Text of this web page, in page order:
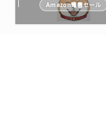
Amazon電書セール